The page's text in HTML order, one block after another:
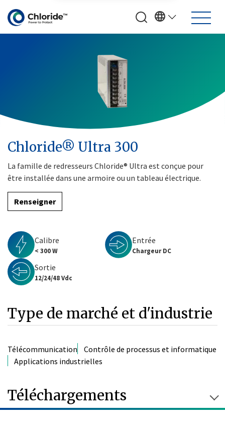
Chloride® Ultra 300
La famille de redresseurs Chloride® Ultra est conçue pour
être installée dans une armoire ou un tableau électrique.
Renseigner
Calibre
< 300 W
Entrée
Chargeur DC
Sortie
12/24/48 Vdc
Type de marché et d'industrie
Télécommunication
Contrôle de processus et informatique
Applications industrielles
Téléchargements